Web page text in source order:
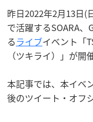
昨日2022年2月13日(
で活躍するSOARA
るライブイベント「
（ツキライ）」が開
本記事では、本イベ
後のツイート・オフ